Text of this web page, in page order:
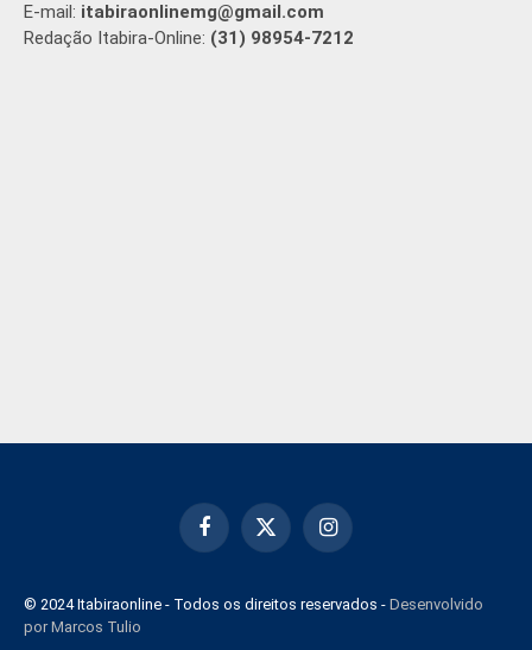
E-mail: itabiraonlinemg@gmail.com
Redação Itabira-Online: (31) 98954-7212
Facebook
X
Instagram
© 2024 Itabiraonline - Todos os direitos reservados - Desenvolvido
por Marcos Tulio